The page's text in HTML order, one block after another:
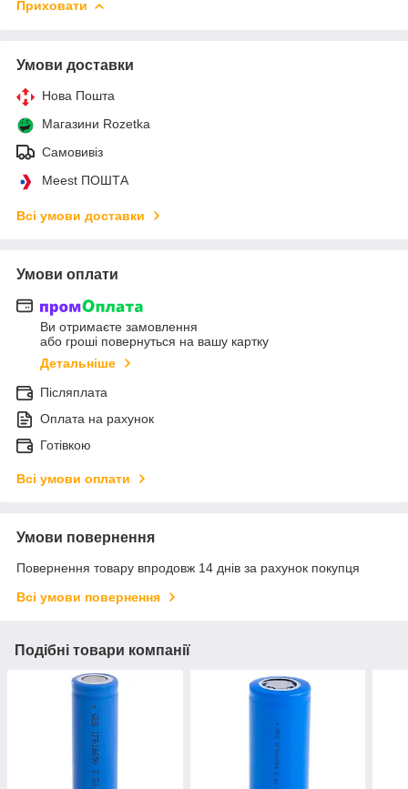
Приховати
Умови доставки
Нова Пошта
Магазини Rozetka
Самовивіз
Meest ПОШТА
Всі умови доставки
Умови оплати
Ви отримаєте замовлення
або гроші повернуться на вашу картку
Детальніше
Післяплата
Оплата на рахунок
Готівкою
Всі умови оплати
Умови повернення
Повернення товару впродовж 14 днів за рахунок покупця
Всі умови повернення
Подібні товари компанії